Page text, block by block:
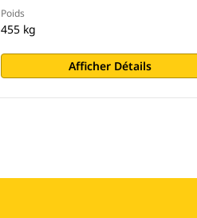
Poids
455 kg
Afficher Détails